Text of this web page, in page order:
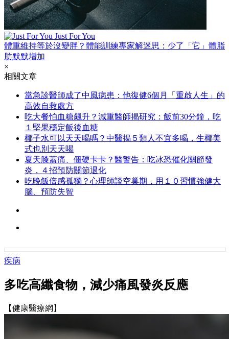
Just For You
體重維持等於沒變胖？體能訓練專家解迷思：少了「它」體脂
肪默默增加
×
相關文章
當急診醫師成了中風病患：他復健6個月「重啟人生」的
高效自救處方
吃大餐怕血糖飆升？減重醫師揭研究：飯前30分鐘，吃
１堅果穩定飯後血糖
椰子水可以天天喝嗎？中醫揭５類人不宜多喝，生椰美
式也別天天喝
夏天膝蓋痛、僵硬卡卡？醫警告：吃冰恐催化關節發
炎，４招預防關節退化
吃晚飯倍感孤獨？心理師談空巢期，用１０習慣強健大
腦、預防失智
疾病
多吃高纖食物，減少痛風發炎反應
【健康醫療網】